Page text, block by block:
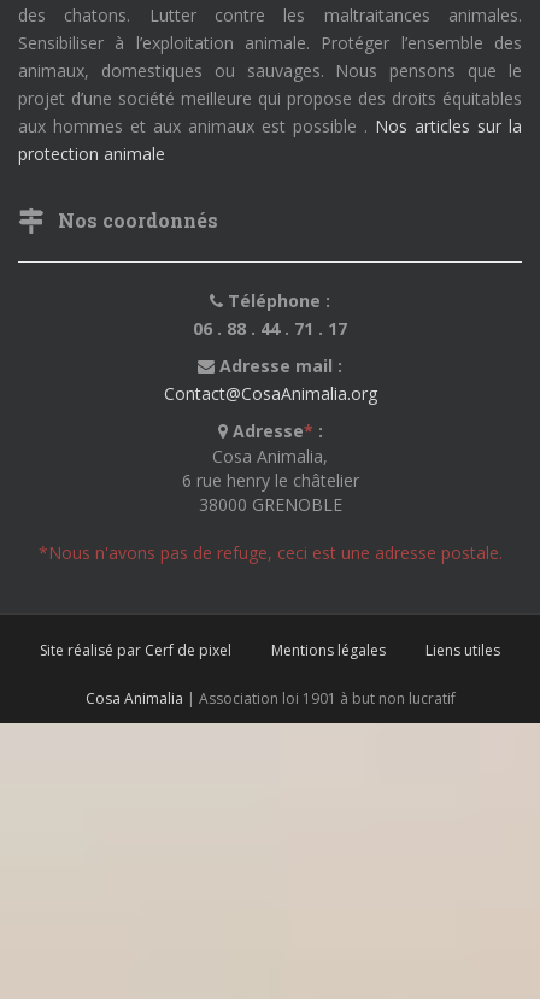
des chatons. Lutter contre les maltraitances animales.
Sensibiliser à l’exploitation animale. Protéger l’ensemble des
animaux, domestiques ou sauvages. Nous pensons que le
projet d’une société meilleure qui propose des droits équitables
aux hommes et aux animaux est possible . Nos articles sur la
protection animale
Nos coordonnés
Téléphone :
06 . 88 . 44 . 71 . 17
Adresse mail :
Contact@CosaAnimalia.org
Adresse* :
Cosa Animalia,
6 rue henry le châtelier
38000 GRENOBLE
*Nous n'avons pas de refuge, ceci est une adresse postale.
Site réalisé par Cerf de pixel Mentions légales Liens utiles
Cosa Animalia | Association loi 1901 à but non lucratif